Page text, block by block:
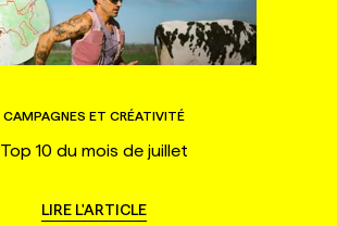
CAMPAGNES ET CRÉATIVITÉ
Top 10 du mois de juillet
LIRE L'ARTICLE